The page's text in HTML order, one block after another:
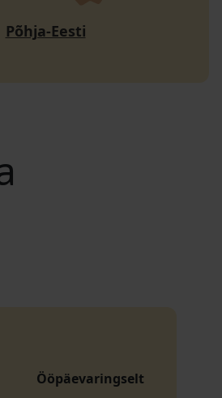
Põhja-Eesti
Ööpäevaringselt